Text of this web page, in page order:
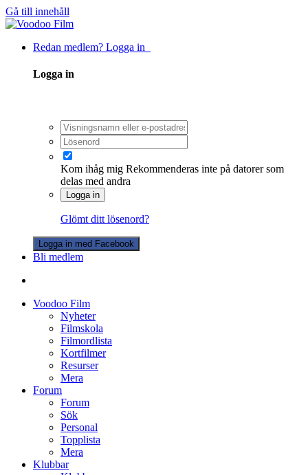
Gå till innehåll
Redan medlem? Logga in
Logga in
Kom ihåg mig Rekommenderas inte på datorer som
delas med andra
Logga in
Glömt ditt lösenord?
Logga in med Facebook
Bli medlem
Voodoo Film
Nyheter
Filmskola
Filmordlista
Kortfilmer
Resurser
Mera
Forum
Forum
Sök
Personal
Topplista
Mera
Klubbar